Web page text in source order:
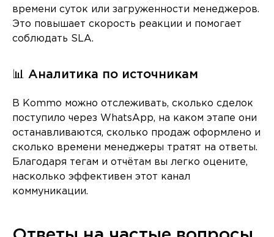
времени суток или загруженности менеджеров.
Это повышает скорость реакции и помогает
соблюдать SLA.
📊 Аналитика по источникам
В Kommo можно отслеживать, сколько сделок
поступило через WhatsApp, на каком этапе они
останавливаются, сколько продаж оформлено и
сколько времени менеджеры тратят на ответы.
Благодаря тегам и отчётам вы легко оцените,
насколько эффективен этот канал
коммуникации.